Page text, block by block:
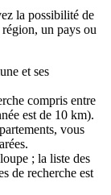
la possibilité de
un pays ou
et ses
compris entre
est de 10 km).
vous
; la liste des
de recherche est